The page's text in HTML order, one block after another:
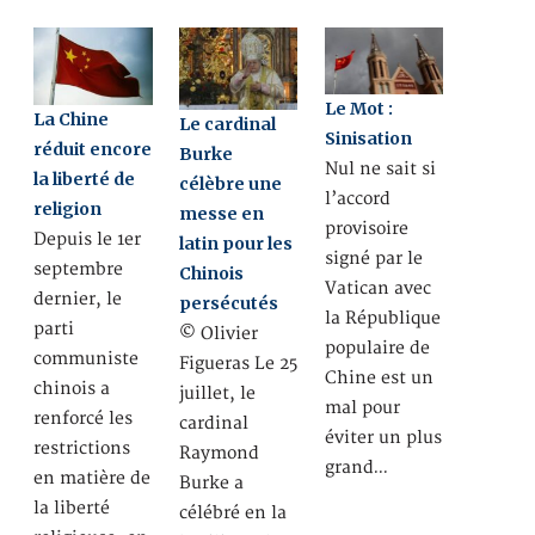
La Chine
réduit encore
la liberté de
religion
Depuis le 1er
septembre
dernier, le
parti
communiste
chinois a
renforcé les
restrictions
en matière de
la liberté
Le cardinal
Burke
célèbre une
messe en
latin pour les
Chinois
persécutés
© Olivier
Figueras Le 25
juillet, le
cardinal
Raymond
Burke a
célébré en la
Le Mot :
Sinisation
Nul ne sait si
l’accord
provisoire
signé par le
Vatican avec
la République
populaire de
Chine est un
mal pour
éviter un plus
grand…